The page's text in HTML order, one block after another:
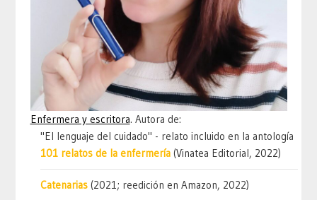
Enfermera y escritora. Autora de:
"El lenguaje del cuidado" - relato incluido en la antología
101 relatos de la enfermería (Vinatea Editorial, 2022)
Catenarias (2021; reedición en Amazon, 2022)